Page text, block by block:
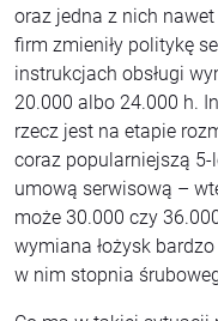
oraz jedna z nich
firm zmieniły politykę
instrukcjach obsługi
20.000 albo 24.000 h.
rzecz jest na etapie
coraz popularniejszą
umową serwisową –
może 30.000 czy
wymiana łożysk
w nim stopnia